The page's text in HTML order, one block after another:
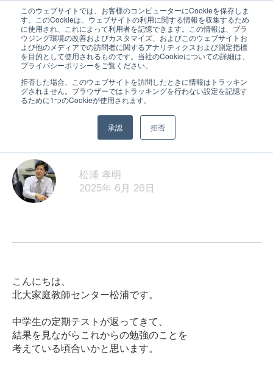
このウェブサイトでは、お客様のコンピューターにCookieを保存しま
す。このCookieは、ウェブサイトの利用に関する情報を収集するため
に使用され、これによって利用者を記憶できます。この情報は、ブラ
ウジング環境の改善およびカスタマイズ、およびこのウェブサイトお
よび他のメディアでの訪問者に関するアナリティクスおよび測定指標
を目的として使用されるものです。当社のCookieについての詳細は、
プライバシーポリシーをご覧ください。
拒否した場合、このウェブサイトを訪問したときに情報はトラッキン
グされません。ブラウザーではトラッキングを行わない設定を記憶す
るために1つのCookieが使用されます。
承認 拒否
スタッフより
暗記が通用しない。
松浦 孝明
2025年 6月 26日
こんにちは、
北大家庭教師センター松浦です。
中学生の定期テストが返ってきて、
結果を見ながらこれからの勉強のことを
考えている頃合いかと思います。